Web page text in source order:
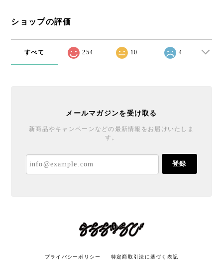
ショップの評価
すべて 254 10 4
メールマガジンを受け取る
新商品やキャンペーンなどの最新情報をお届けいたしま
す。
登録
プライバシーポリシー 特定商取引法に基づく表記